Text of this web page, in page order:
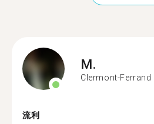
M.
Clermont-Ferrand
流利